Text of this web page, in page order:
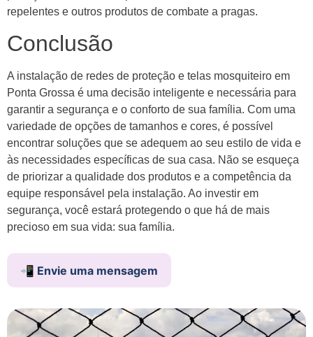
repelentes e outros produtos de combate a pragas.
Conclusão
A instalação de redes de proteção e telas mosquiteiro em
Ponta Grossa é uma decisão inteligente e necessária para
garantir a segurança e o conforto de sua família. Com uma
variedade de opções de tamanhos e cores, é possível
encontrar soluções que se adequem ao seu estilo de vida e
às necessidades específicas de sua casa. Não se esqueça
de priorizar a qualidade dos produtos e a competência da
equipe responsável pela instalação. Ao investir em
segurança, você estará protegendo o que há de mais
precioso em sua vida: sua família.
📲 Envie uma mensagem